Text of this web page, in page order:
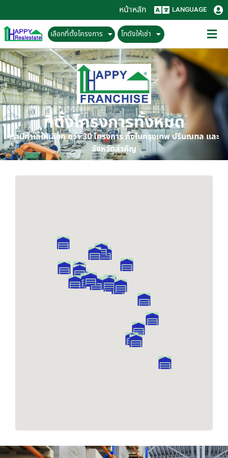
หน้าหลัก LANGUAGE
เลือกที่ตั้งโครงการ โกดังให้เช่า
ที่ตั้งโครงการทั้งหมด
เรามีทำเลให้เลือก กว่า 30 โครงการ ทั้งในกรุงเทพ ปริมณฑล และ
จังหวัดสำคัญ